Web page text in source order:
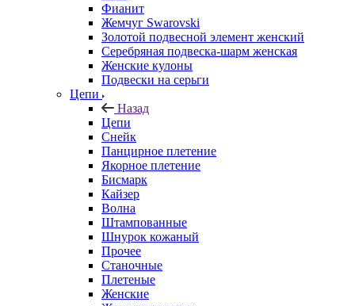
Фианит
Жемчуг Swarovski
Золотой подвесной элемент женcкий
Серебряная подвеска-шарм женская
Женские кулоны
Подвески на серьги
Цепи
Назад
Цепи
Снейк
Панцирное плетение
Якорное плетение
Бисмарк
Кайзер
Волна
Штампованные
Шнурок кожаный
Прочее
Станочные
Плетеные
Женские